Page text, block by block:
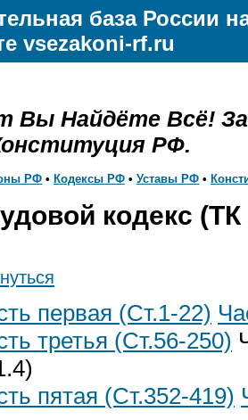
база России
vsezakoni-rf.ru
Вы Найдёте Всё!
РФ.
РФ • Кодексы РФ • Уставы РФ •
кодекс
первая (Ст.1-22)
третья (Ст.56-250)
пятая (Ст.352-419)